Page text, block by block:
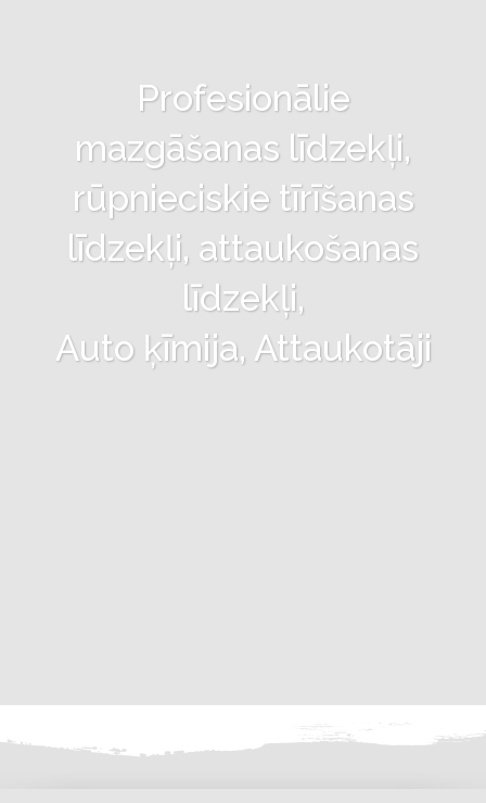
Profesionālie
mazgāšanas līdzekļi,
rūpnieciskie tīrīšanas
līdzekļi, attaukošanas
līdzekļi,
Auto ķīmija, Attaukotāji